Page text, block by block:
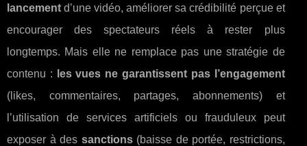
lancement d’une vidéo, améliorer sa crédibilité perçue et
encourager des spectateurs réels à rester plus
longtemps. Mais elle ne remplace pas une stratégie de
contenu :
les vues ne garantissent pas l’engagement
(likes, commentaires, partages, abonnements) et
l’utilisation de services artificiels ou frauduleux peut
exposer à des sanctions(baisse de portée, restrictions,